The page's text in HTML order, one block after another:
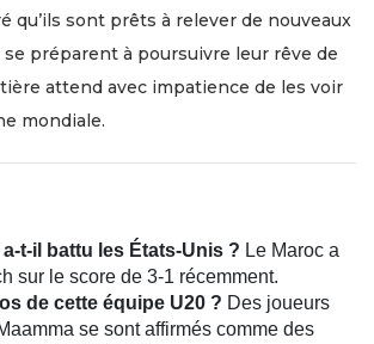
qu’ils sont prêts à relever de nouveaux
se préparent à poursuivre leur rêve de
attend avec impatience de les voir
mondiale.
t-il battu les États-Unis ? Le Maroc a
sur le score de 3-1 récemment.
de cette équipe U20 ? Des joueurs
se sont affirmés comme des